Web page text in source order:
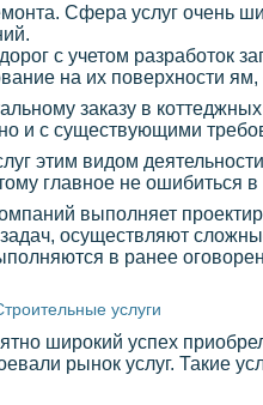
Сфера услуг очень
с учетом разработок
на их поверхности
заказу в
и с существующими
этим видом
главное не ошибиться
выполняет
осуществляют
в ранее
услуги
широкий успех
рынок услуг. Такие